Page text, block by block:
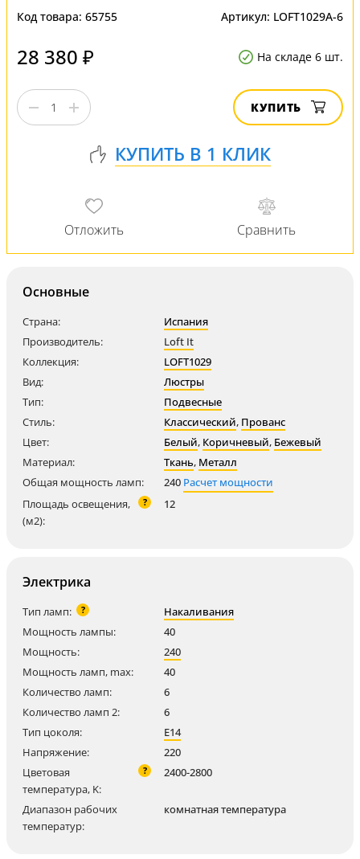
Код товара: 65755 Артикул: LOFT1029A-6
28 380 ₽ На складе 6 шт.
КУПИТЬ
Основные
Страна:
Испания
Производитель:
Loft It
Коллекция:
LOFT1029
Вид:
Люстры
Тип:
Подвесные
Стиль:
Классический, Прованс
Цвет:
Белый, Коричневый, Бежевый
Материал:
Ткань, Металл
Общая мощность ламп:
240 Расчет мощности
Площадь освещения,
(м2):
? 12
Электрика
Тип ламп: ?
Накаливания
Мощность лампы:
40
Мощность:
240
Мощность ламп, max:
40
Количество ламп:
6
Количество ламп 2:
6
Тип цоколя:
E14
Напряжение:
220
Цветовая
температура, K:
? 2400-2800
Диапазон рабочих
температур:
комнатная температура